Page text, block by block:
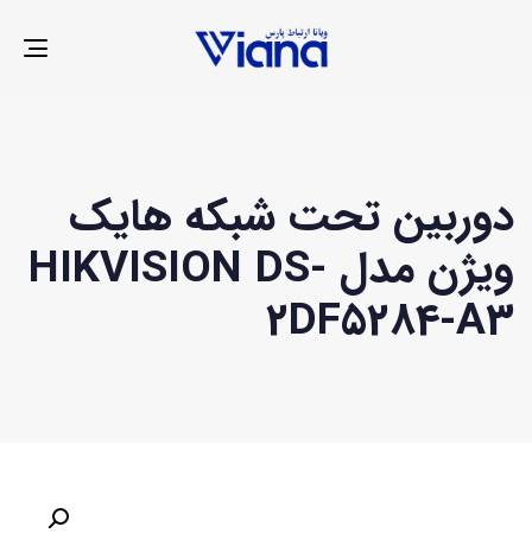
دوربین تحت شبکه هایک
ویژن مدل HIKVISION DS-
2DF5284-A3